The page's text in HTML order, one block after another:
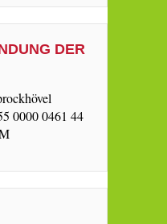
DER
0000 0461 44